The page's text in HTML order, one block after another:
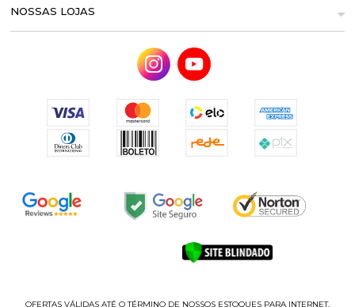
NOSSAS LOJAS
OFERTAS VÁLIDAS ATÉ O TÉRMINO DE NOSSOS ESTOQUES PARA INTERNET.